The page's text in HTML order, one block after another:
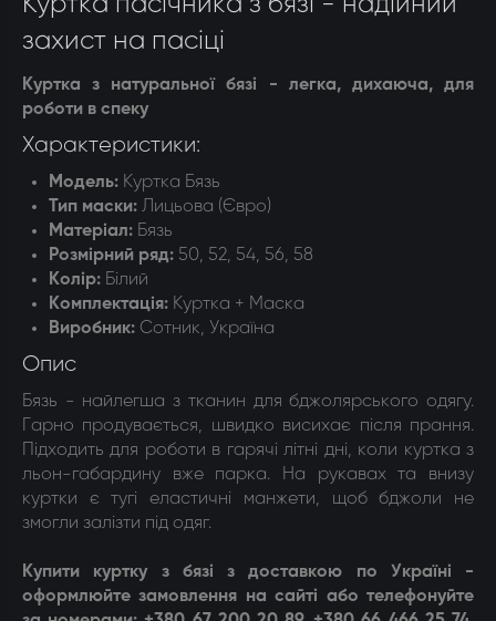
захист на пасіці
Куртка з натуральної бязі - легка, дихаюча, для
роботи в спеку
Характеристики:
Модель: Куртка Бязь
Тип маски: Лицьова (Євро)
Матеріал: Бязь
Розмірний ряд: 50, 52, 54, 56, 58
Колір: Білий
Комплектація: Куртка + Маска
Виробник: Сотник, Україна
Опис
Бязь - найлегша з тканин для бджолярського одягу.
Гарно продувається, швидко висихає після прання.
Підходить для роботи в гарячі літні дні, коли куртка з
льон-габардину вже парка. На рукавах та внизу
куртки є тугі еластичні манжети, щоб бджоли не
змогли залізти під одяг.
Купити куртку з бязі з доставкою по Україні -
оформлюйте замовлення на сайті або телефонуйте